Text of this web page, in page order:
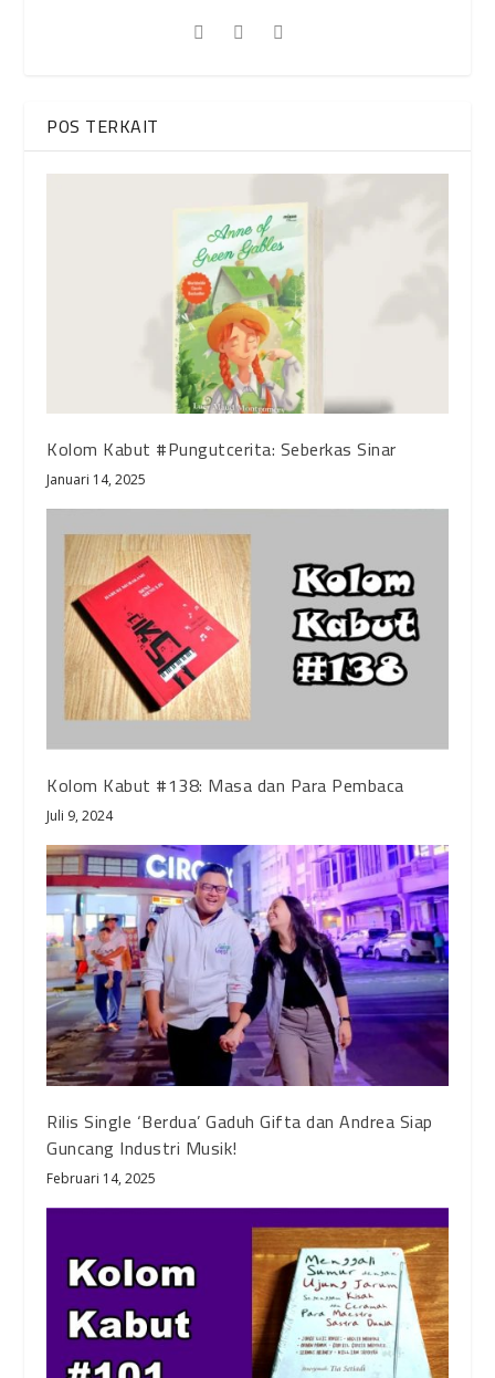
POS TERKAIT
Kolom Kabut #Pungutcerita: Seberkas Sinar
Januari 14, 2025
Kolom Kabut #138: Masa dan Para Pembaca
Juli 9, 2024
Rilis Single ‘Berdua’ Gaduh Gifta dan Andrea Siap
Guncang Industri Musik!
Februari 14, 2025